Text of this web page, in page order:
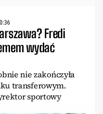
Fredi
wydać
nie zakończyła
transferowym.
sportowy